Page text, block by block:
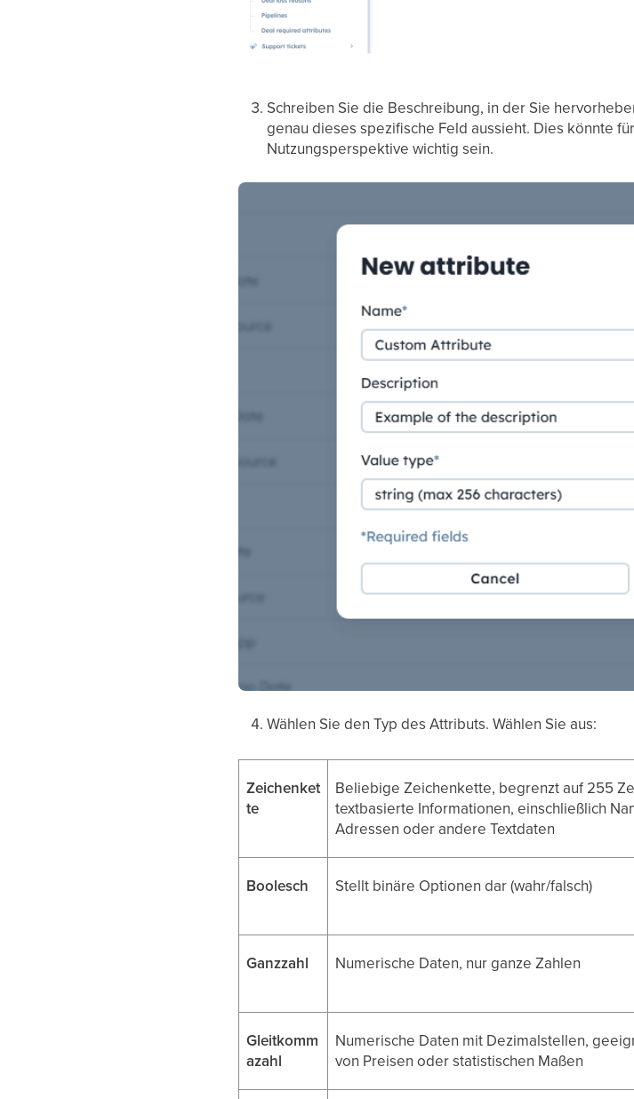
Schreiben Sie die Beschreibung, in der Sie
genau dieses spezifische Feld aussieht. Dies könnte
Nutzungsperspektive wichtig sein.
Wählen Sie den Typ des Attributs. Wählen Sie aus:
Zeichenket
te
Beliebige Zeichenkette, begrenzt auf 255
textbasierte Informationen, einschließlich
Adressen oder andere Textdaten
Boolesch Stellt binäre Optionen dar (wahr/falsch)
Ganzzahl Numerische Daten, nur ganze Zahlen
Gleitkomm
azahl
Numerische Daten mit Dezimalstellen,
von Preisen oder statistischen Maßen